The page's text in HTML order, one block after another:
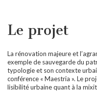
Le projet
La rénovation majeure et
exemple de sauvegarde du
typologie et son contexte
conférence « Maestria ». Le
lisibilité urbaine quant à la